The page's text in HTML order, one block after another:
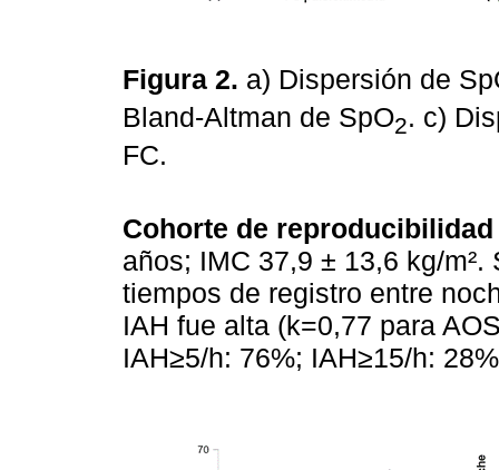
Figura 2. a) Dispersión de
Bland-Altman de SpO2. c)
FC.
Cohorte de reproducibilidad
años; IMC 37,9 ± 13,6 kg/
tiempos de registro entre
IAH fue alta (k=0,77 para
IAH≥5/h: 76%; IAH≥15/h: